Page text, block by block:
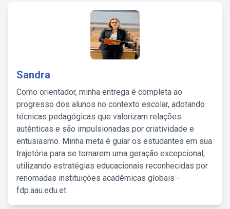
Sandra
Como orientador, minha entrega é completa ao
progresso dos alunos no contexto escolar, adotando
técnicas pedagógicas que valorizam relações
autênticas e são impulsionadas por criatividade e
entusiasmo. Minha meta é guiar os estudantes em sua
trajetória para se tornarem uma geração excepcional,
utilizando estratégias educacionais reconhecidas por
renomadas instituições acadêmicas globais -
fdp.aau.edu.et.